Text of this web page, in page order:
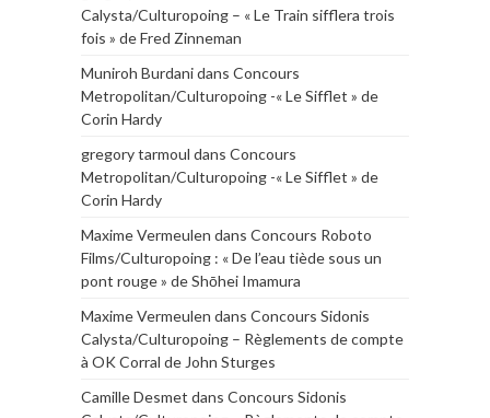
Calysta/Culturopoing – « Le Train sifflera trois
fois » de Fred Zinneman
Muniroh Burdanidans Concours
Metropolitan/Culturopoing -« Le Sifflet » de
Corin Hardy
gregory tarmoul dans Concours
Metropolitan/Culturopoing -« Le Sifflet » de
Corin Hardy
Maxime Vermeulen dans Concours Roboto
Films/Culturopoing : « De l’eau tiède sous un
pont rouge » de Shōhei Imamura
Maxime Vermeulen dans Concours Sidonis
Calysta/Culturopoing – Règlements de compte
à OK Corral de John Sturges
Camille Desmet dans Concours Sidonis